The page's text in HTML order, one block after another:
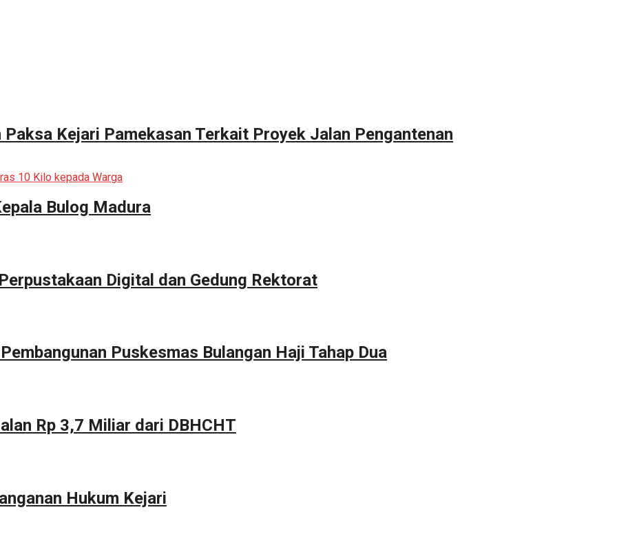
Kejari Pamekasan Terkait Proyek Jalan Pengantenan
Bulog Madura
Digital dan Gedung Rektorat
Puskesmas Bulangan Haji Tahap Dua
Rp 3,7 Miliar dari DBHCHT
Hukum Kejari